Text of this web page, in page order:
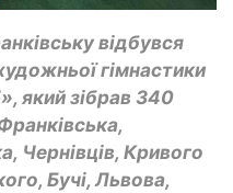
відбувся
гімнастики
який зібрав 340
Чернівців, Кривого
Бучі, Львова,